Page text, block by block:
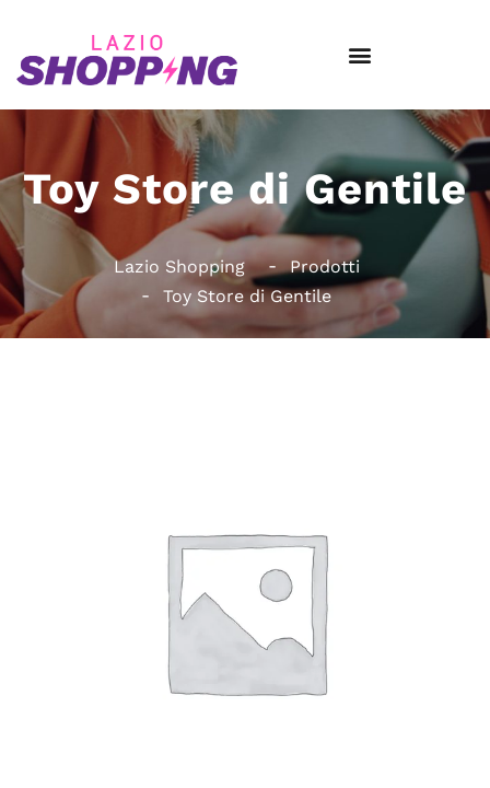
Toy Store di Gentile
Lazio Shopping
Prodotti
Toy Store di Gentile